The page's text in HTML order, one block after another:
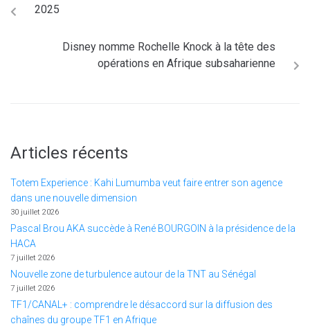
2025
Disney nomme Rochelle Knock à la tête des
opérations en Afrique subsaharienne
Articles récents
Totem Experience : Kahi Lumumba veut faire entrer son agence
dans une nouvelle dimension
30 juillet 2026
Pascal Brou AKA succède à René BOURGOIN à la présidence de la
HACA
7 juillet 2026
Nouvelle zone de turbulence autour de la TNT au Sénégal
7 juillet 2026
TF1/CANAL+ : comprendre le désaccord sur la diffusion des
chaînes du groupe TF1 en Afrique